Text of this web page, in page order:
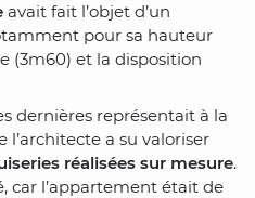
avait fait l’objet d’un
pour sa hauteur
(3m60) et la disposition
dernières représentait à la
a su valoriser
réalisées sur mesure.
car l’appartement était de